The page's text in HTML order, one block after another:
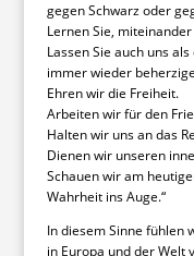
gegen Schwarz oder
Lernen Sie,
Lassen Sie auch uns
immer wieder
Ehren wir die Freiheit.
Arbeiten wir für den
Halten wir uns an das
Dienen wir unseren
Schauen wir am
Wahrheit ins Auge.“
In diesem Sinne fühlen
in Europa und der Welt